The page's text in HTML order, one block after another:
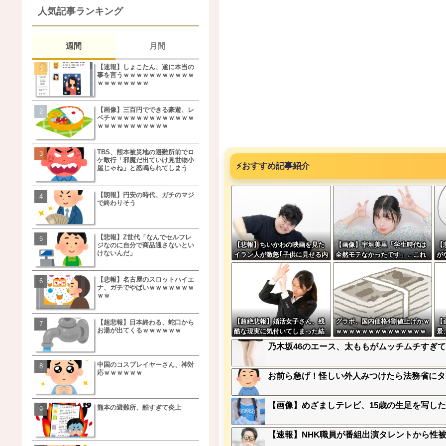
⚡おすすめ記事紹介
【悲報】ちいかわの映画を見た
イラン人が激怒｢子供に見せる内
容じゃない｡悪影響は計り知れな
い｣←これw w w w w w w w w
【画像】宇垣美里「学生時代は
全然モテなかったです」←これ
ほんまかぁ？w w w w w w w w
【
が
ｗ
【超絶悲報】婚活女子さん、残
酷な現実に気付いてしまった結
果…
グラボ、国内価格4割値上げかｗ
ｗｗｗｗｗｗｗｗｗｗｗｗｗｗ
ｗ
【
景
w
乃木坂46のエース、太ももがムッチムチすぎ
お前ら急げ！怪しい外人みつけたら法務省に
【画像】めざましテレビ、15歳の生足を写し
【速報】NHK職員が番組出演タレントから
人気記事ランキング
週間
【速報】しょこたん、遂に本当の
事を言うｗｗｗｗｗｗｗｗｗｗｗ
ｗｗｗｗｗｗｗｗ
【画像】三百円でできる豪遊、レ
ベチｗｗｗｗｗｗｗｗｗｗｗｗｗ
ｗｗｗｗｗｗｗｗｗｗｗ
TBS、熊本被災地の避難所前でロ
ケ敢行「邪魔だ出ていけ見世物小
屋じゃね」と怒鳴られてしまう
【朗報】円安の時代、ガチのマジ
で終わりそう
【悲報】Z世代「なんでセルフレ
ジなのに自分で商品通さないとい
けないんだ」
【悲報】名古屋のスロットハイエ
ナ、ガチでやばいｗｗｗｗｗｗｗ
ｗｗ
【超悲報】日本終わる、蛇口から
お湯が出てくるｗｗｗｗｗｗ
中国のコスプレイヤーさん、神対
応ｗｗｗｗｗｗ
熊本の避難所、酷すぎて炎上
月間
松本若菜(42歳)とかいう突然現れ
た美人おばさん女優ｗｗｗｗｗｗ
ｗ
鬼越トマホーク良ちゃん、吉本を
事実上のクビにｗｗｗ
【画像】キモいオジサンが着てる
服一覧がこちらｗｗｗｗｗｗｗｗ
ｗ
【速報】しょこたん、遂に本当の
【朗報】NOギルティ炭酸、登場
ｗｗｗｗｗｗｗｗｗｗｗｗ
【画像】例の梨を5000個失った農
家さん、少し流れが変わってくる
【悲報】日本、ついに駅そばの値
段が限界突破ｗｗｗｗｗｗｗｗｗ
【悲報】すき家、炎上ｗｗｗｗｗ
ｗｗｗｗｗｗｗｗｗｗｗｗｗｗｗ
【画像】三百円でできる豪遊、レ
ベチｗｗｗｗｗｗｗｗｗｗｗｗｗ